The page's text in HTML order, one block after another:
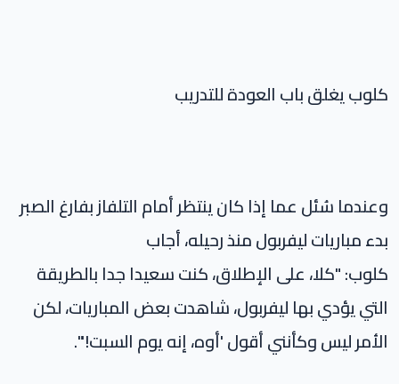
كلوب يغلق باب العودة للتدريب
وعندما سُئل عما إذا كان ينتظر أمام التلفاز بفارغ الصبر
بدء مباريات ليفربول منذ رحيله، أجاب
كلوب: "كلا، على الإطلاق، كنت سعيدا جدا بالطريقة
التي يؤدي بها ليفربول، شاهدت بعض المباريات، لكن
الأمر ليس وكأنني أقول 'أوه، إنه يوم السبت!'".